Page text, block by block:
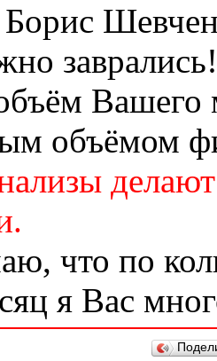
Вашего
объёмом
что по
я Вас